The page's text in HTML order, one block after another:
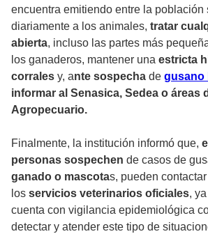
encuentra emitiendo entre la población
diariamente a los animales, tratar
abierta, incluso las partes más
los ganaderos, mantener una estricta
corrales y, ante sospecha de gusano
informar al Senasica, Sedea o áreas
Agropecuario.
Finalmente, la institución informó que,
personas sospechen de casos de
ganado o mascotas, pueden
los servicios veterinarios oficiales,
cuenta con vigilancia epidemiológica
detectar y atender este tipo de